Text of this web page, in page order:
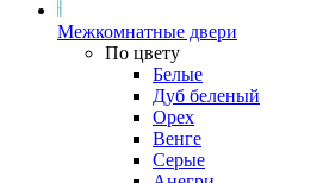
Межкомнатные двери
По цвету
Белые
Дуб беленый
Орех
Венге
Серые